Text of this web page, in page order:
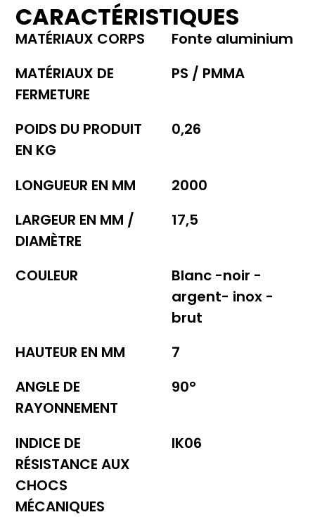
CARACTÉRISTIQUES
MATÉRIAUX CORPS
Fonte aluminium
MATÉRIAUX DE
FERMETURE
PS / PMMA
POIDS DU PRODUIT
EN KG
0,26
LONGUEUR EN MM
2000
LARGEUR EN MM /
DIAMÈTRE
17,5
COULEUR
Blanc -noir -
argent- inox -
brut
HAUTEUR EN MM
7
ANGLE DE
RAYONNEMENT
90°
INDICE DE
RÉSISTANCE AUX
CHOCS
MÉCANIQUES
IK06